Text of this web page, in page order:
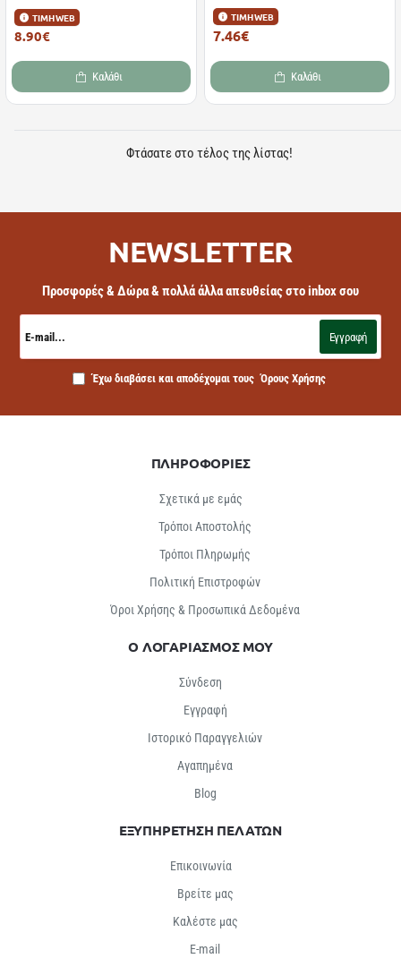
ΤΙΜΗ WEB
8.90€
Καλάθι
ΤΙΜΗ WEB
7.46€
Καλάθι
Φτάσατε στο τέλος της λίστας!
NEWSLETTER
Προσφορές & Δώρα & πολλά άλλα απευθείας στο inbox σου
mail...
Εγγραφή
Έχω διαβάσει και αποδέχομαι τους Όρους Χρήσης
ΠΛΗΡΟΦΟΡΙΕΣ
Σχετικά με εμάς
Τρόποι Αποστολής
Τρόποι Πληρωμής
Πολιτική Επιστροφών
Όροι Χρήσης & Προσωπικά Δεδομένα
Ο ΛΟΓΑΡΙΑΣΜΟΣ ΜΟΥ
Σύνδεση
Εγγραφή
Ιστορικό Παραγγελιών
Αγαπημένα
Βlog
ΕΞΥΠΗΡΕΤΗΣΗ ΠΕΛΑΤΩΝ
Επικοινωνία
Βρείτε μας
Καλέστε μας
E-mail